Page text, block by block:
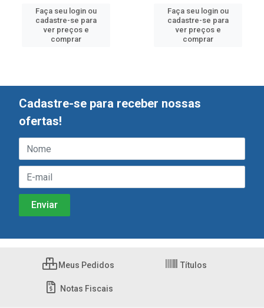
Faça seu login ou
cadastre-se para
ver preços e
comprar
Faça seu login ou
cadastre-se para
ver preços e
comprar
Cadastre-se para receber nossas
ofertas!
Meus Pedidos Títulos
Notas Fiscais